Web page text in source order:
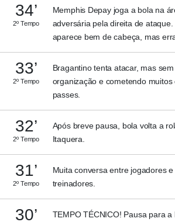
34’
2º Tempo
Memphis Depay joga a bola na
adversária pela direita de ataque.
aparece bem de cabeça, mas
33’
2º Tempo
Bragantino tenta atacar, mas
organização e cometendo muitos
passes.
32’
2º Tempo
Após breve pausa, bola volta a
Itaquera.
31’
2º Tempo
Muita conversa entre jogadores e
treinadores.
30’ TEMPO TÉCNICO! Pausa para a